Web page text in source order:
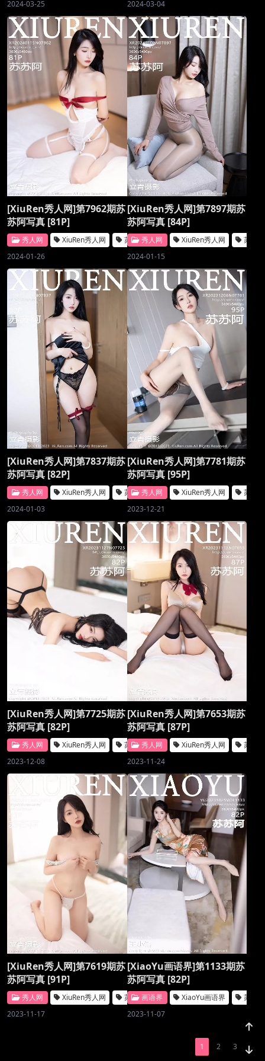
2024-03-25
2024-03-04
[XiuRen秀人网]第7962期苏
苏阿写真 [81P]
秀人网 XiuRen秀人网
苏苏阿
2024-01-26
[XiuRen秀人网]第7897期苏
苏阿写真 [84P]
秀人网 XiuRen秀人网
苏苏阿
2024-01-15
[XiuRen秀人网]第7837期苏
苏阿写真 [82P]
秀人网 XiuRen秀人网
苏苏阿
2024-01-03
[XiuRen秀人网]第7781期苏
苏阿写真 [95P]
秀人网 XiuRen秀人网
苏苏阿
2023-12-21
[XiuRen秀人网]第7725期苏
苏阿写真 [82P]
秀人网 XiuRen秀人网
苏苏阿
2023-12-08
[XiuRen秀人网]第7653期苏
苏阿写真 [87P]
秀人网 XiuRen秀人网
苏苏阿
2023-11-24
[XiuRen秀人网]第7619期苏
苏阿写真 [91P]
秀人网 XiuRen秀人网
苏苏阿
2023-11-17
[XiaoYu画语界]第1133期苏
苏阿写真 [82P]
画语界 XiaoYu画语界
苏苏阿
2023-11-07
1 2 3